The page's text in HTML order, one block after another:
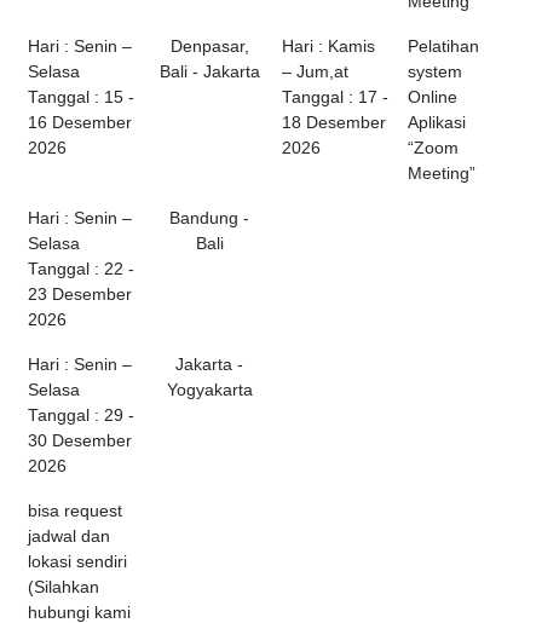
Hari : Senin –
Selasa
Tanggal : 15 -
16 Desember
2026
Denpasar,
Bali - Jakarta
Hari : Kamis
– Jum,at
Tanggal : 17 -
18 Desember
2026
Pelatihan
system
Online
Aplikasi
“Zoom
Meeting”
Hari : Senin –
Selasa
Tanggal : 22 -
23 Desember
2026
Bandung -
Bali
Hari : Senin –
Selasa
Tanggal : 29 -
30 Desember
2026
Jakarta -
Yogyakarta
bisa request
jadwal dan
lokasi sendiri
(Silahkan
hubungi kami